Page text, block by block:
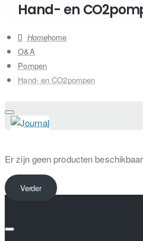
Hand- en
home
O&A
Pompen
Hand- en CO2pompen
Er zijn geen producten
Verder